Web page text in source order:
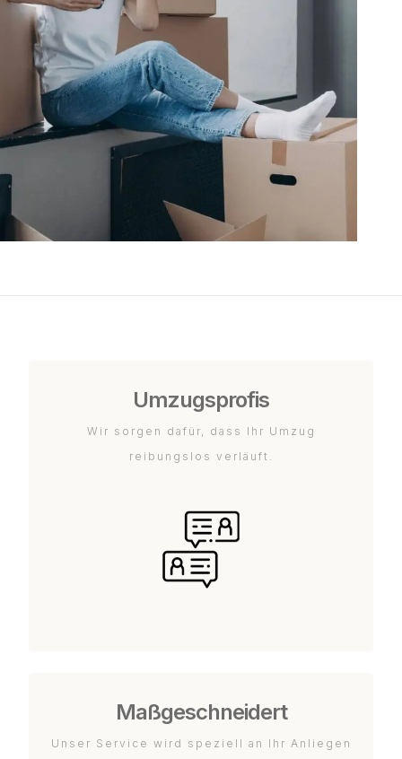
Umzugsprofis
Wir sorgen dafür, dass Ihr Umzug
reibungslos verläuft.
Maßgeschneidert
Unser Service wird speziell an Ihr Anliegen